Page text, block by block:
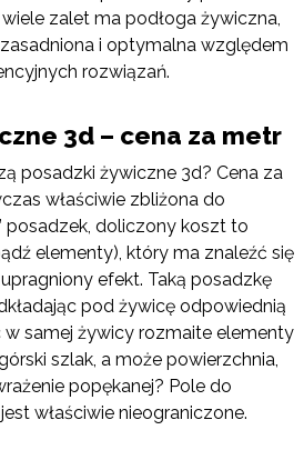
zalet ma podłoga żywiczna,
i optymalna względem
rozwiązań.
3d – cena za metr
posadzki żywiczne 3d? Cena za
właściwie zbliżona do
posadzek, doliczony koszt to
elementy), który ma znaleźć się
efekt. Taką posadzkę
pod żywicę odpowiednią
samej żywicy rozmaite elementy
szlak, a może powierzchnia,
popękanej? Pole do
właściwie nieograniczone.